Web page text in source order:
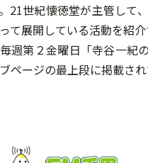
21世紀懐徳堂が主管して
て展開している活動を紹
週第２金曜日「寺谷一紀
ページの最上段に掲載さ